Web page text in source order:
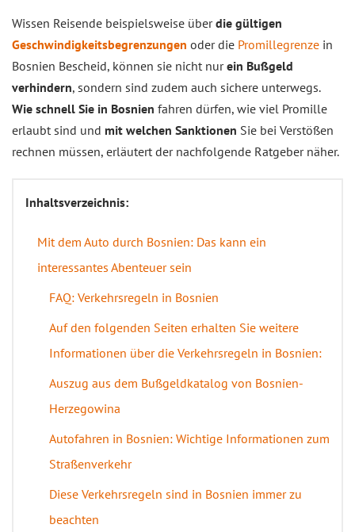
Wissen Reisende beispielsweise überdie gültigen
Geschwindigkeitsbegrenzungen oder die Promillegrenze in
Bosnien Bescheid, können sie nicht nurein Bußgeld
verhindern, sondern sind zudem auch sichere unterwegs.
Wie schnell Sie in Bosnien fahren dürfen, wie viel Promille
erlaubt sind und mit welchen Sanktionen Sie bei Verstößen
rechnen müssen, erläutert der nachfolgende Ratgeber näher.
Inhaltsverzeichnis:
Mit dem Auto durch Bosnien: Das kann ein
interessantes Abenteuer sein
FAQ: Verkehrsregeln in Bosnien
Auf den folgenden Seiten erhalten Sie weitere
Informationen über die Verkehrsregeln in Bosnien:
Auszug aus dem Bußgeldkatalog von Bosnien-
Herzegowina
Autofahren in Bosnien: Wichtige Informationen zum
Straßenverkehr
Diese Verkehrsregeln sind in Bosnien immer zu
beachten